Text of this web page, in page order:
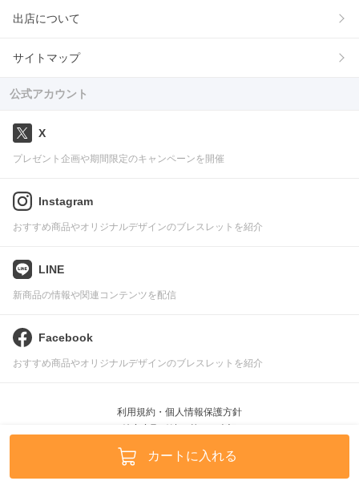
出店について
サイトマップ
公式アカウント
X
プレゼント企画や期間限定のキャンペーンを開催
Instagram
おすすめ商品やオリジナルデザインのブレスレットを紹介
LINE
新商品の情報や関連コンテンツを配信
Facebook
おすすめ商品やオリジナルデザインのブレスレットを紹介
利用規約・個人情報保護方針
Pascle © leafworks, Inc.